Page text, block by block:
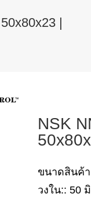
|
NSK
ขนาดสินค้า
วงใน:: 50